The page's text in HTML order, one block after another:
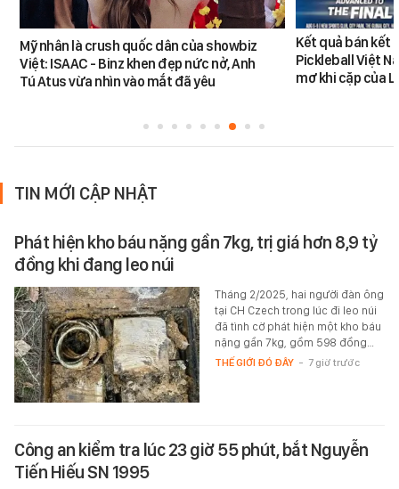
Mỹ nhân là crush quốc dân của showbiz
Việt: ISAAC - Binz khen đẹp nức nở, Anh
Tú Atus vừa nhìn vào mắt đã yêu
Kết quả bán kết
Pickleball Việt
mơ khi cặp của
TIN MỚI CẬP NHẬT
Phát hiện kho báu nặng gần 7kg, trị giá hơn 8,9 tỷ
đồng khi đang leo núi
Tháng 2/2025, hai người đàn ông
tại CH Czech trong lúc đi leo núi
đã tình cờ phát hiện một kho báu
nặng gần 7kg, gồm 598 đồng…
THẾ GIỚI ĐÓ ĐÂY - 7 giờ trước
Công an kiểm tra lúc 23 giờ 55 phút, bắt Nguyễn
Tiến Hiếu SN 1995